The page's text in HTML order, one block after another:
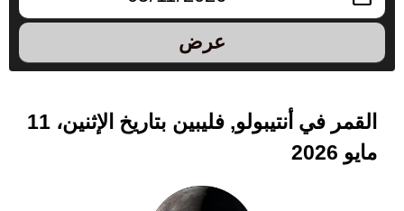
عرض
القمر في أنتيبولو, فليبين بتاريخ الإثنين، 11
مايو 2026